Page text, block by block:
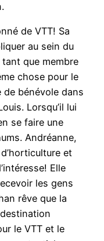
de VTT! Sa
au sein du
que membre
chose pour le
de bénévole dans
Lorsqu’il lui
se faire une
Andréanne,
et
Elle
les gens
rêve que la
le VTT et le